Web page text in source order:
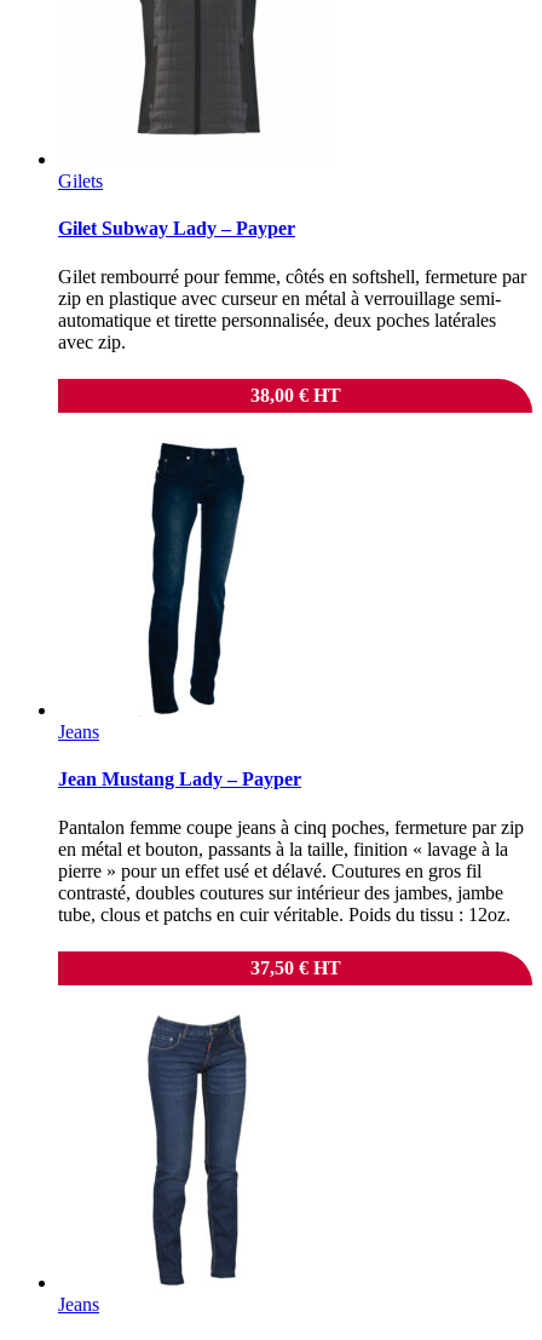
Gilets
Gilet Subway Lady – Payper
Gilet rembourré pour femme, côtés en softshell, fermeture par
zip en plastique avec curseur en métal à verrouillage semi-
automatique et tirette personnalisée, deux poches latérales
avec zip.
38,00 €HT
Jeans
Jean Mustang Lady – Payper
Pantalon femme coupe jeans à cinq poches, fermeture par zip
en métal et bouton, passants à la taille, finition « lavage à la
pierre » pour un effet usé et délavé. Coutures en gros fil
contrasté, doubles coutures sur intérieur des jambes, jambe
tube, clous et patchs en cuir véritable. Poids du tissu : 12oz.
37,50 €HT
Jeans